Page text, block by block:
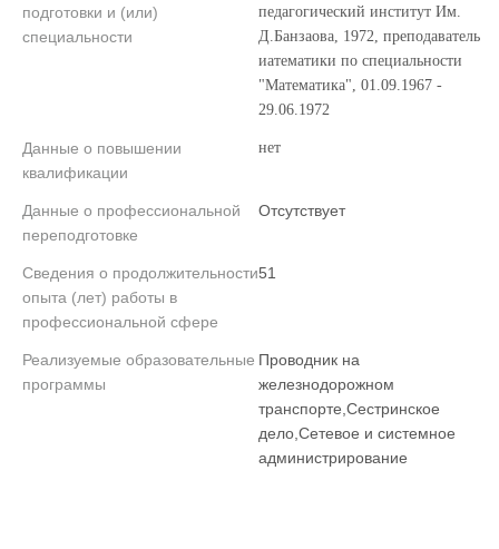
подготовки и (или)
специальности
педагогический институт Им.
Д.Банзаова, 1972, преподаватель
иатематики по специальности
"Математика", 01.09.1967 -
29.06.1972
Данные о повышении
квалификации
нет
Данные о профессиональной
переподготовке
Отсутствует
Сведения о продолжительности
опыта (лет) работы в
профессиональной сфере
51
Реализуемые образовательные
программы
Проводник на
железнодорожном
транспорте,Сестринское
дело,Сетевое и системное
администрирование